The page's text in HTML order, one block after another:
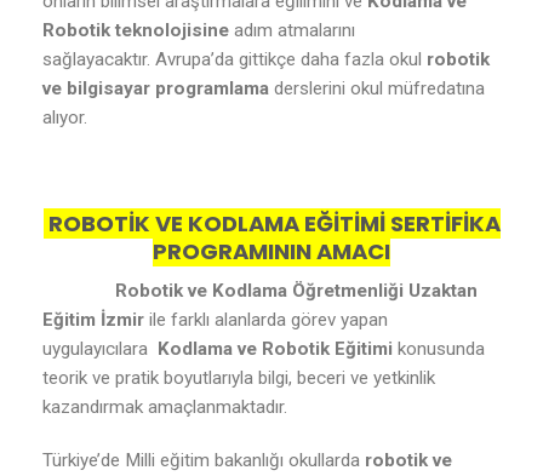
Robotik teknolojisine adım atmalarını
sağlayacaktır. Avrupa’da gittikçe daha fazla okul robotik
ve bilgisayar programlama derslerini okul müfredatına
alıyor.
ROBOTİK VE KODLAMA EĞİTİMİ SERTİFİKA
PROGRAMININ AMACI
Robotik ve Kodlama Öğretmenliği Uzaktan
Eğitim İzmir ile farklı alanlarda görev yapan
uygulayıcılara Kodlama ve Robotik Eğitimi konusunda
teorik ve pratik boyutlarıyla bilgi, beceri ve yetkinlik
kazandırmak amaçlanmaktadır.
Türkiye’de Milli eğitim bakanlığı okullarda robotik ve